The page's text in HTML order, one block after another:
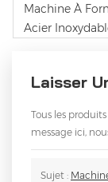
Machine À
Acier
Laisser
Tous les
message ici,
Sujet :